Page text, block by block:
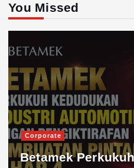
You Missed
Corporate
Betamek